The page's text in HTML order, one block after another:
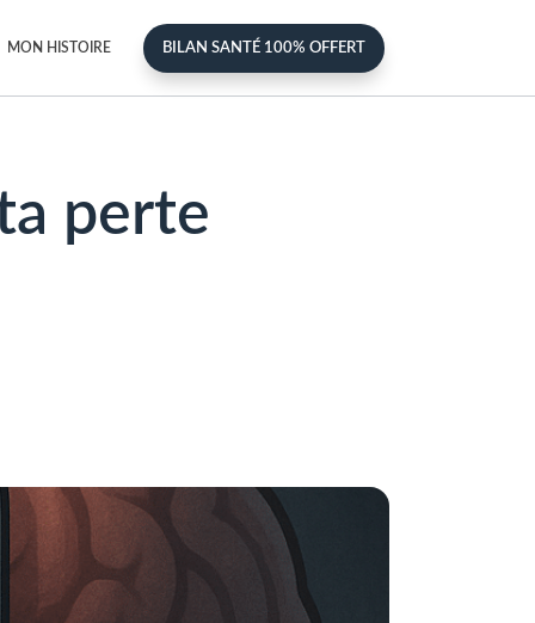
MON HISTOIRE BILAN SANTÉ 100% OFFERT
perte